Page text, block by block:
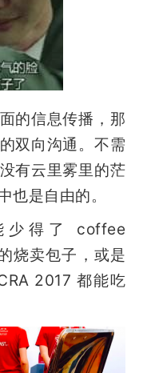
的信息传播，那
双向沟通。不需
有云里雾里的茫
也是自由的。
少得了 coffee
烧卖包子，或是
2017 都能吃